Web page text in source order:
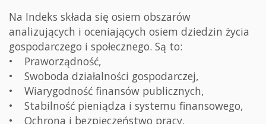
Na Indeks składa się osiem obszarów
analizujących i oceniających osiem dziedzin życia
gospodarczego i społecznego. Są to:
• Praworządność,
• Swoboda działalności gospodarczej,
• Wiarygodność finansów publicznych,
• Stabilność pieniądza i systemu finansowego,
• Ochrona i bezpieczeństwo pracy,